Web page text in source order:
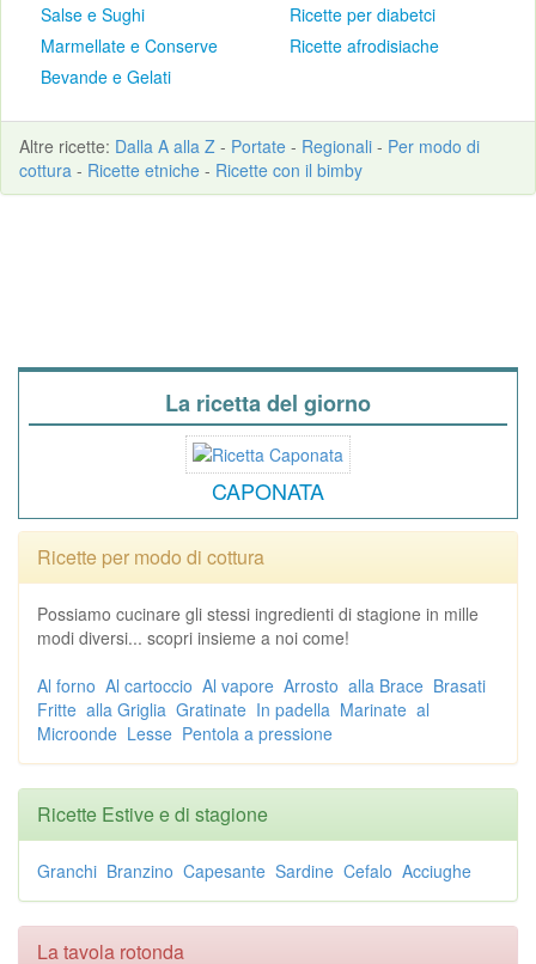
Salse e Sughi
Marmellate e Conserve
Bevande e Gelati
Ricette per diabetci
Ricette afrodisiache
Altre ricette: Dalla A alla Z - Portate - Regionali - Per modo di
cottura - Ricette etniche - Ricette con il bimby
La ricetta del giorno
CAPONATA
Ricette per modo di cottura
Possiamo cucinare gli stessi ingredienti di stagione in mille
modi diversi... scopri insieme a noi come!
Al forno Al cartoccio Al vapore Arrosto alla Brace Brasati
Fritte alla Griglia Gratinate In padella Marinate al
Microonde Lesse Pentola a pressione
Ricette Estive e di stagione
Granchi Branzino Capesante Sardine Cefalo Acciughe
La tavola rotonda